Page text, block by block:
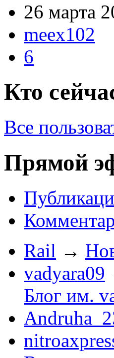
26 марта
meex102
6
Кто
Все
Прямой
Rail →
vadyara09
Блог им.